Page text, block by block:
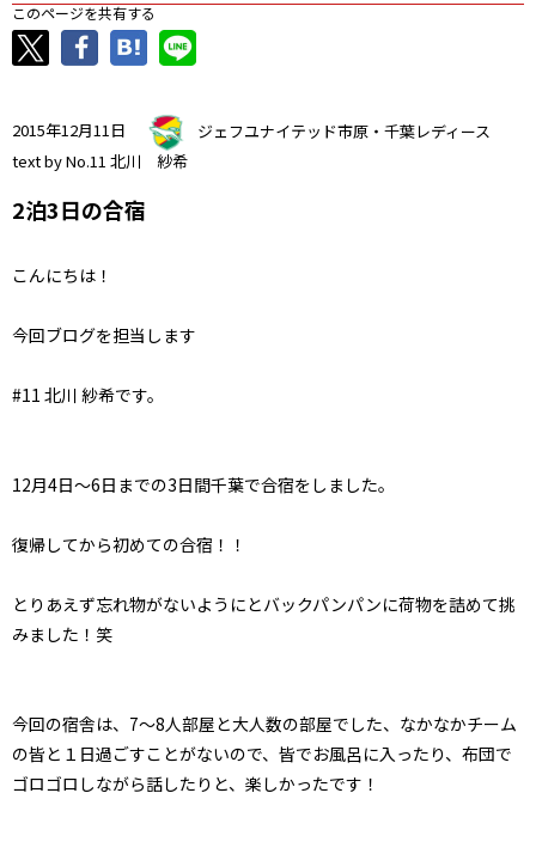
このページを共有する
2015年12月11日
ジェフユナイテッド市原・千葉レディース
text by No.11 北川 紗希
2泊3日の合宿
こんにちは！
今回ブログを担当します
#11 北川 紗希です。
12月4日～6日までの3日間千葉で合宿をしました。
復帰してから初めての合宿！！
とりあえず忘れ物がないようにとバックパンパンに荷物を詰めて挑
みました！笑
今回の宿舎は、7～8人部屋と大人数の部屋でした、なかなかチーム
の皆と１日過ごすことがないので、皆でお風呂に入ったり、布団で
ゴロゴロしながら話したりと、楽しかったです！